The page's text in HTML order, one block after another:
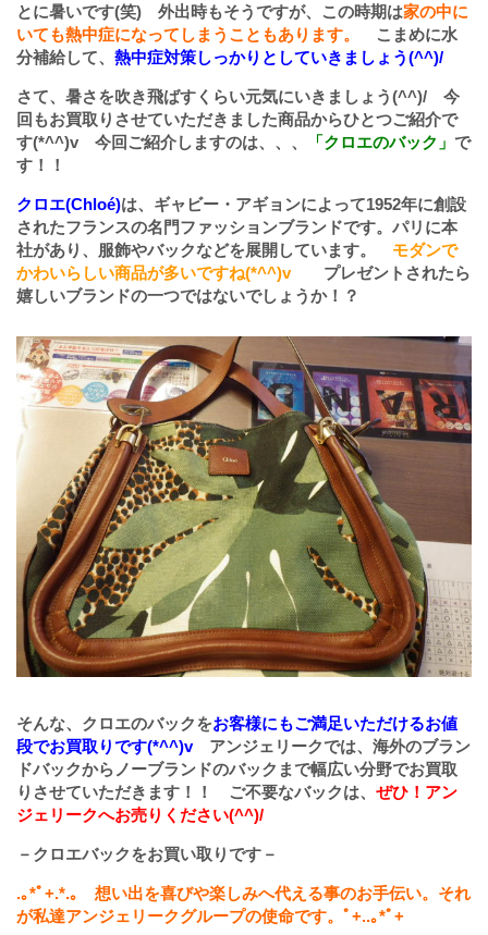
とに暑いです(笑) 外出時もそうですが、この時期は家の中に
いても熱中症になってしまうこともあります。
こまめに水
分補給して、 熱中症対策しっかりとしていきましょう(^^)/
さて、暑さを吹き飛ばすくらい元気にいきましょう(^^)/ 今
回もお買取りさせていただきました商品からひとつご紹介で
す(*^^)v 今回ご紹介しますのは、、、
「クロエのバック」 で
す！！
クロエ(Chloé)は、ギャビー・アギョンによって1952年に創設
されたフランスの名門ファッションブランドです。パリに本
社があり、服飾やバックなどを展開しています。 モダンで
かわいらしい商品が多いですね(*^^)vプレゼントされたら
嬉しいブランドの一つではないでしょうか！？
そんな、クロエのバックをお客様にもご満足いただけるお値
段でお買取りです(*^^)vアンジェリークでは、海外のブラン
ドバックからノーブランドのバックまで幅広い分野でお買取
りさせていただきます！！ ご不要なバックは、 ぜひ！アン
ジェリークへお売りください(^^)/
－クロエバックをお買い取りです－
.｡*ﾟ+.*.｡ 想い出を喜びや楽しみへ代える事のお手伝い。それ
が私達アンジェリークグループの使命です。ﾟ+..｡*ﾟ+